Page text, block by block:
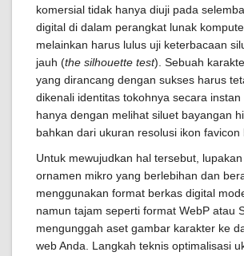
komersial tidak hanya diuji pada
digital di dalam perangkat lunak
melainkan harus lulus uji keterbacaan
jauh (the silhouette test). Sebuah
yang dirancang dengan sukses harus
dikenali identitas tokohnya secara
hanya dengan melihat siluet bayangan
bahkan dari ukuran resolusi ikon favicon
Untuk mewujudkan hal tersebut,
ornamen mikro yang berlebihan dan
menggunakan format berkas digital
namun tajam seperti format WebP atau
mengunggah aset gambar karakter ke
web Anda. Langkah teknis optimalisasi